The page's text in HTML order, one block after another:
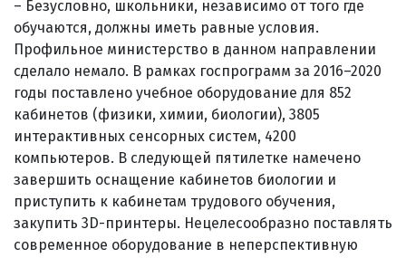
– Безусловно, школьники, независимо от того где
обучаются, должны иметь равные условия.
Профильное министерство в данном направлении
сделало немало. В рамках госпрограмм за 2016–2020
годы поставлено учебное оборудование для 852
кабинетов (физики, химии, биологии), 3805
интерактивных сенсорных систем, 4200
компьютеров. В следующей пятилетке намечено
завершить оснащение кабинетов биологии и
приступить к кабинетам трудового обучения,
закупить 3D-принтеры. Нецелесообразно поставлять
современное оборудование в неперспективную